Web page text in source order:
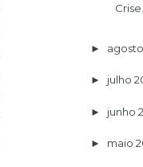
Crise...
► agosto
► julho
► junho
► maio